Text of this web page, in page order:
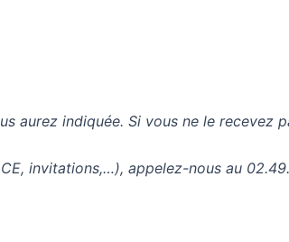
aurez indiquée. Si vous ne le recevez
invitations,…), appelez-nous au